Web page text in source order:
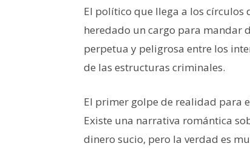
El político que llega a los círculos
heredado un cargo para mandar
perpetua y peligrosa entre los
de las estructuras criminales.
El primer golpe de realidad para
Existe una narrativa romántica
dinero sucio, pero la verdad es